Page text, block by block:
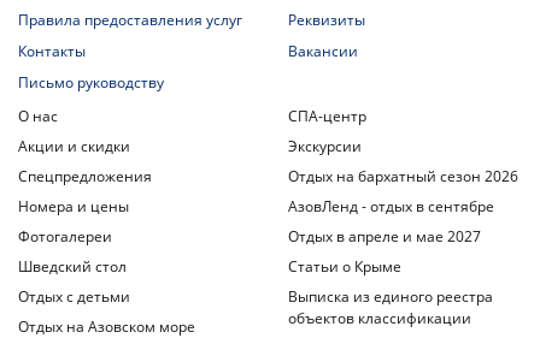
Правила предоставления услуг
Реквизиты
Контакты
Вакансии
Письмо руководству
О нас
Акции и скидки
Спецпредложения
Номера и цены
Фотогалереи
Шведский стол
Отдых с детьми
Отдых на Азовском море
СПА-центр
Экскурсии
Отдых на бархатный сезон 2026
АзовЛенд - отдых в сентябре
Отдых в апреле и мае 2027
Статьи о Крыме
Выписка из единого реестра
объектов классификации